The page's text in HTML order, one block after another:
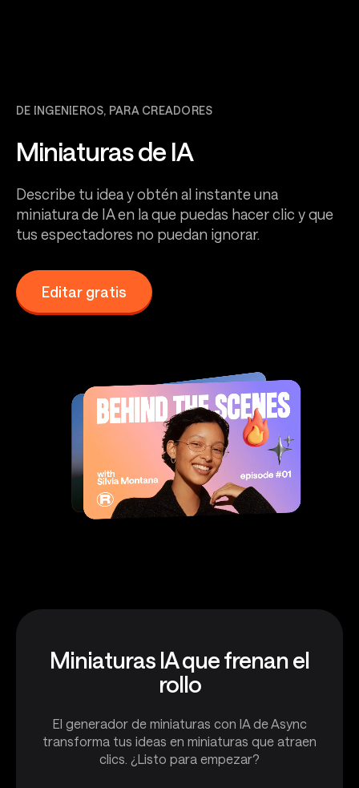
DE INGENIEROS, PARA CREADORES
Miniaturas de IA
Describe tu idea y obtén al instante una
miniatura de IA en la que puedas hacer clic y que
tus espectadores no puedan ignorar.
Editar gratis
Miniaturas IA que frenan el
rollo
El generador de miniaturas con IA de Async
transforma tus ideas en miniaturas que atraen
clics. ¿Listo para empezar?